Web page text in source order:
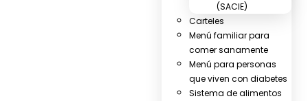
(SACIE)
Carteles
Menú familiar para
comer sanamente
Menú para personas
que viven con diabetes
Sistema de alimentos